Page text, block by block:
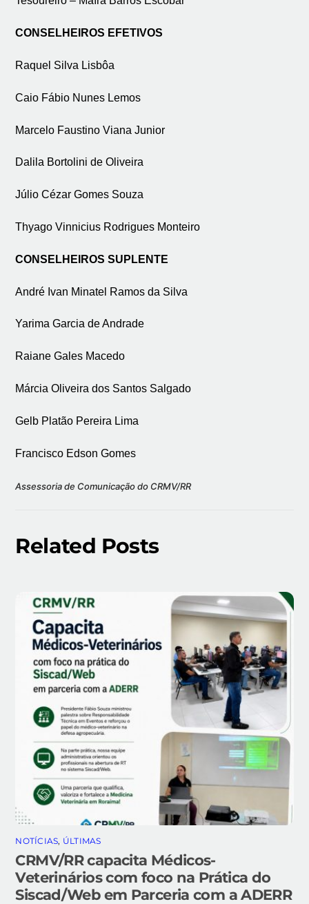
CONSELHEIROS EFETIVOS
Raquel Silva Lisbôa
Caio Fábio Nunes Lemos
Marcelo Faustino Viana Junior
Dalila Bortolini de Oliveira
Júlio Cézar Gomes Souza
Thyago Vinnicius Rodrigues Monteiro
CONSELHEIROS SUPLENTE
André Ivan Minatel Ramos da Silva
Yarima Garcia de Andrade
Raiane Gales Macedo
Márcia Oliveira dos Santos Salgado
Gelb Platão Pereira Lima
Francisco Edson Gomes
Assessoria de Comunicação do CRMV/RR
Related Posts
NOTÍCIAS, ÚLTIMAS
CRMV/RR capacita Médicos-
Veterinários com foco na Prática do
Siscad/Web em Parceria com a ADERR